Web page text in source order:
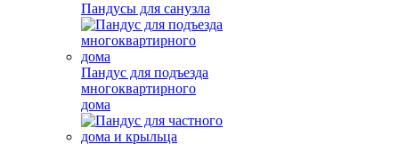
Пандусы для санузла
Пандус для подъезда
многоквартирного
дома